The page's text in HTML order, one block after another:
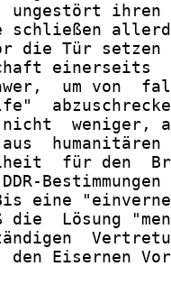
ungestört
schließen
die Tür
einerseits
um von
weniger,
für den
eine
die  Lösung
den Eisernen